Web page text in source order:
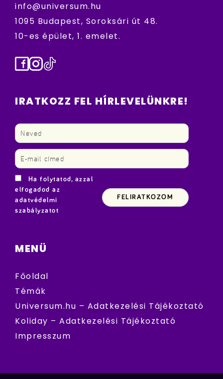
info@universum.hu
1095 Budapest, Soroksári út 48.
10-es épület, 1. emelet.
Facebook
Instagram
TikTok
IRATKOZZ FEL HÍRLEVELÜNKRE!
Ha folytatod, azzal
elfogadod az
adatvédelmi
szabályzatot
MENÜ
Főoldal
Témák
Universum.hu – Adatkezelési Tájékoztató
Koliday – Adatkezelési Tájékoztató
Impresszum